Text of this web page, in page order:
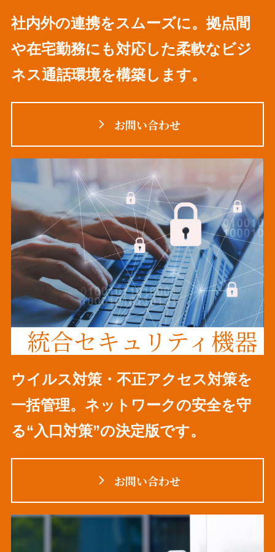
社内外の連携をスムーズに。拠点間
や在宅勤務にも対応した柔軟なビジ
ネス通話環境を構築します。
お問い合わせ
統合セキュリティ機器
ウイルス対策・不正アクセス対策を
一括管理。ネットワークの安全を守
る“入口対策”の決定版です。
お問い合わせ